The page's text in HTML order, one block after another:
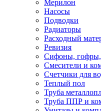
Мерилон
Насосы
Подводки
Радиаторы
Расходный
Ревизия
Сифоны, гофры,
Смесители и
Счетчики для
Теплый пол
Труба
Труба ППР и